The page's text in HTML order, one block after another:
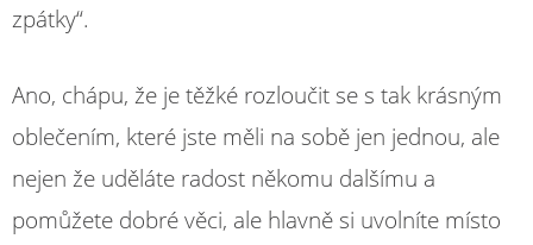
zpátky“.
Ano, chápu, že je těžké rozloučit se s tak krásným
oblečením, které jste měli na sobě jen jednou, ale
nejen že uděláte radost někomu dalšímu a
pomůžete dobré věci, ale hlavně si uvolníte místo